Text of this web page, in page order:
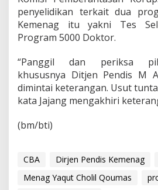
penyelidikan terkait dua
Kemenag itu yakni Tes
Program 5000 Doktor.
“Panggil dan periksa
khususnya Ditjen Pendis M
dimintai keterangan. Usut
kata Jajang mengakhiri
(bm/bti)
CBA Dirjen Pendis Kemenag
Menag Yaqut Cholil Qoumas